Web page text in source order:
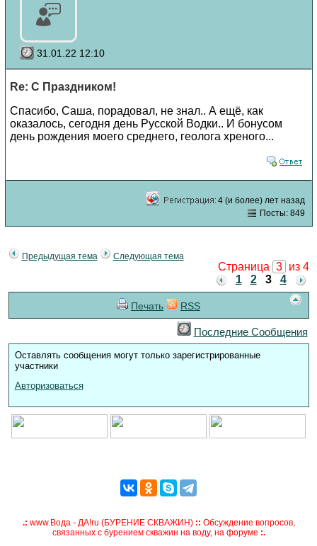
31.01.22 12:10
Re: С Праздником!
Спасибо, Саша, порадовал, не знал.. А ещё, как
оказалось, сегодня день Русской Водки.. И бонусом
день рождения моего среднего, геолога хреного...
4 (и более) лет назад
Посты: 849
Предыдущая тема Следующая тема
Страница 3 из 4
1
2 3 4
Печать RSS
Последние Сообщения
Оставлять сообщения могут только зарегистрированные
участники
Авторизоваться
.: www.Вода - ДА!ru (БУРЕНИЕ СКВАЖИН) :: Обсуждение вопросов,
связанных с бурением скважин на воду, на форуме :.